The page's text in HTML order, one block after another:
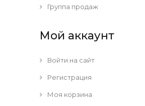
Группа продаж
Мой аккаунт
Войти на сайт
Регистрация
Моя корзина